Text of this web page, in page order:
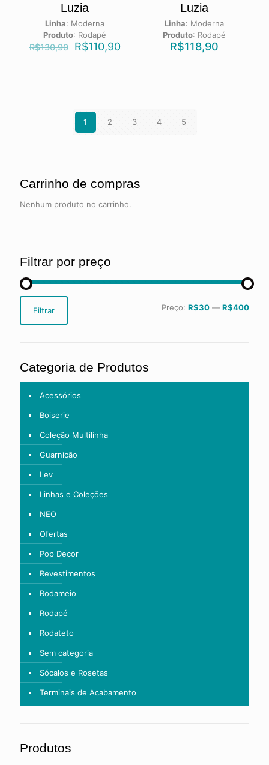
Luzia
Linha: Moderna
Produto: Rodapé
R$130,90 R$110,90
Luzia
Linha: Moderna
Produto: Rodapé
R$118,90
1 2 3 4 5
Carrinho de compras
Nenhum produto no carrinho.
Filtrar por preço
Preço
mínimo
Preço
máximo
Filtrar Preço: R$30 — R$400
Categoria de Produtos
Acessórios
Boiserie
Coleção Multilinha
Guarnição
Lev
Linhas e Coleções
NEO
Ofertas
Pop Decor
Revestimentos
Rodameio
Rodapé
Rodateto
Sem categoria
Sócalos e Rosetas
Terminais de Acabamento
Produtos